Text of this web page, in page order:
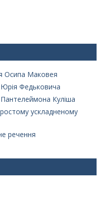
Осипа Маковея
Федьковича
Куліша
ускладненому
речення